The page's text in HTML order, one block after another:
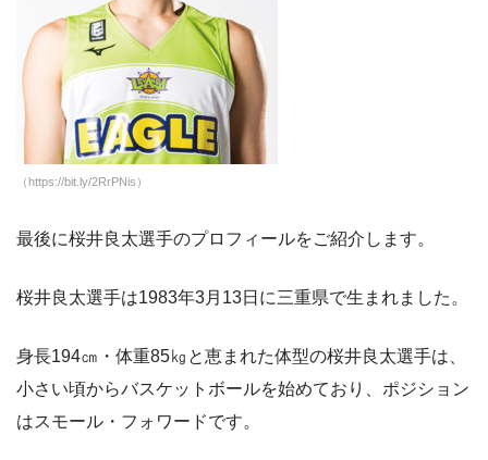
（https://bit.ly/2RrPNis）
最後に桜井良太選手のプロフィールをご紹介します。
桜井良太選手は1983年3月13日に三重県で生まれました。
身長194㎝・体重85㎏と恵まれた体型の桜井良太選手は、
小さい頃からバスケットボールを始めており、ポジション
はスモール・フォワードです。